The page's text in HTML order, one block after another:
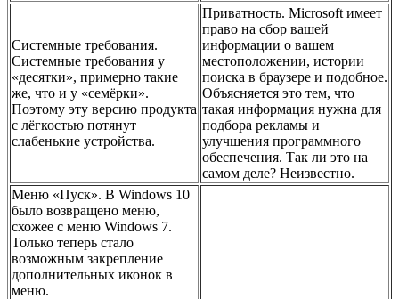
Системные требования.
Системные требования у
«десятки», примерно такие
же, что и у «семёрки».
Поэтому эту версию продукта
с лёгкостью потянут
слабенькие устройства.
Приватность. Microsoft имеет
право на сбор вашей
информации о вашем
местоположении, истории
поиска в браузере и подобное.
Объясняется это тем, что
такая информация нужна для
подбора рекламы и
улучшения программного
обеспечения. Так ли это на
самом деле? Неизвестно.
Меню «Пуск». В Windows 10
было возвращено меню,
схожее с меню Windows 7.
Только теперь стало
возможным закрепление
дополнительных иконок в
меню.